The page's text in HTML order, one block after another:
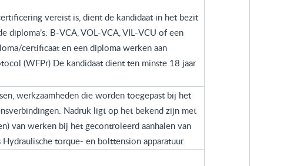
vereist is, dient de kandidaat in het bezit
diploma’s: B-VCA, VOL-VCA, VIL-VCU of een
certificaat en een diploma werken aan
(WFPr) De kandidaat dient ten minste 18 jaar
werkzaamheden die worden toegepast bij het
Nadruk ligt op het bekend zijn met
van werken bij het gecontroleerd aanhalen van
torque- en bolttension apparatuur.